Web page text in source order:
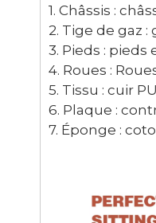
1. Châssis :
2. Tige de gaz
3. Pieds :
4. Roues :
5. Tissu : cuir
6. Plaque :
7. Éponge :